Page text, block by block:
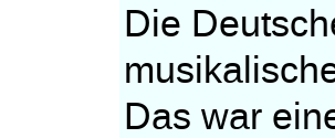
Die
Das war